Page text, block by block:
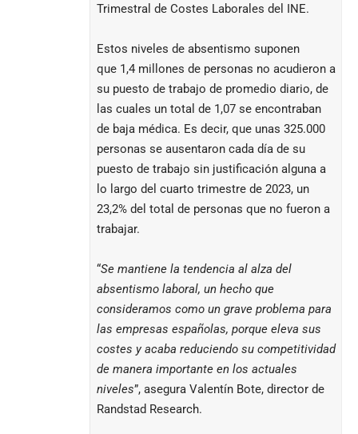
Trimestral de Costes Laborales del INE.
Estos niveles de absentismo suponen
que 1,4 millones de personas no acudieron a
su puesto de trabajo de promedio diario, de
las cuales un total de 1,07 se encontraban
de baja médica. Es decir, que unas 325.000
personas se ausentaron cada día de su
puesto de trabajo sin justificación alguna a
lo largo del cuarto trimestre de 2023, un
23,2% del total de personas que no fueron a
trabajar.
“Se mantiene la tendencia al alza del
absentismo laboral, un hecho que
consideramos como un grave problema para
las empresas españolas, porque eleva sus
costes y acaba reduciendo su competitividad
de manera importante en los actuales
niveles”, asegura Valentín Bote, director de
Randstad Research.